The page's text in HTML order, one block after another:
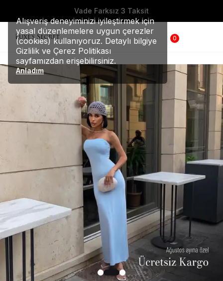
Alışveriş deneyiminizi iyileştirmek için
yasal düzenlemelere uygun çerezler
(cookies) kullanıyoruz. Detaylı bilgiye
Gizlilik ve Çerez Politikası
sayfamızdan erişebilirsiniz.
Anladım
Vade Farksız 3 Taksit
0